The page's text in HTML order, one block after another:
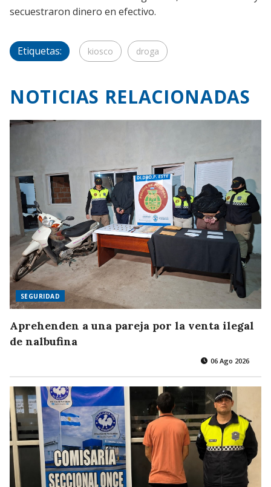
secuestraron dinero en efectivo.
Etiquetas: kiosco droga
NOTICIAS RELACIONADAS
SEGURIDAD
Aprehenden a una pareja por la venta ilegal
de nalbufina
06 Ago 2026